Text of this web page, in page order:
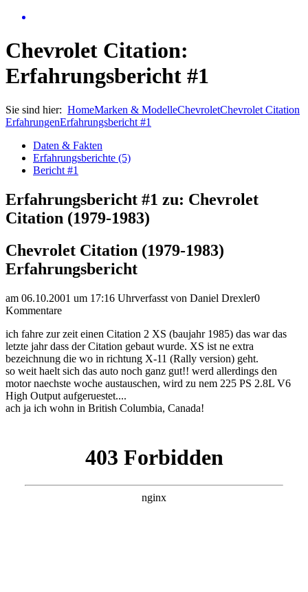
Chevrolet Citation:
Erfahrungsbericht #1
Sie sind hier: HomeMarken & ModelleChevroletChevrolet Citation
ErfahrungenErfahrungsbericht #1
Daten & Fakten
Erfahrungsberichte (5)
Bericht #1
Erfahrungsbericht #1 zu: Chevrolet
Citation (1979-1983)
Chevrolet Citation (1979-1983)
Erfahrungsbericht
am 06.10.2001 um 17:16 Uhrverfasst von Daniel Drexler0
Kommentare
ich fahre zur zeit einen Citation 2 XS (baujahr 1985) das war das
letzte jahr dass der Citation gebaut wurde. XS ist ne extra
bezeichnung die wo in richtung X-11 (Rally version) geht.
so weit haelt sich das auto noch ganz gut!! werd allerdings den
motor naechste woche austauschen, wird zu nem 225 PS 2.8L V6
High Output aufgeruestet....
ach ja ich wohn in British Columbia, Canada!